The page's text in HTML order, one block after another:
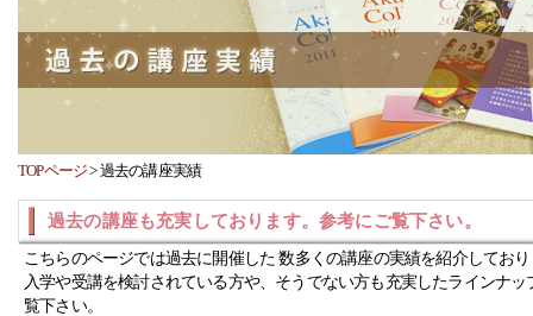
TOPページ>過去の講座実績
過去の講座も充実しております。参考にご覧下さい。
こちらのページでは過去に開催した 数多くの講座の実績を紹介してお
入学や受講を検討されている方や、そうでない方も充実したラインナッ
覧下さい。